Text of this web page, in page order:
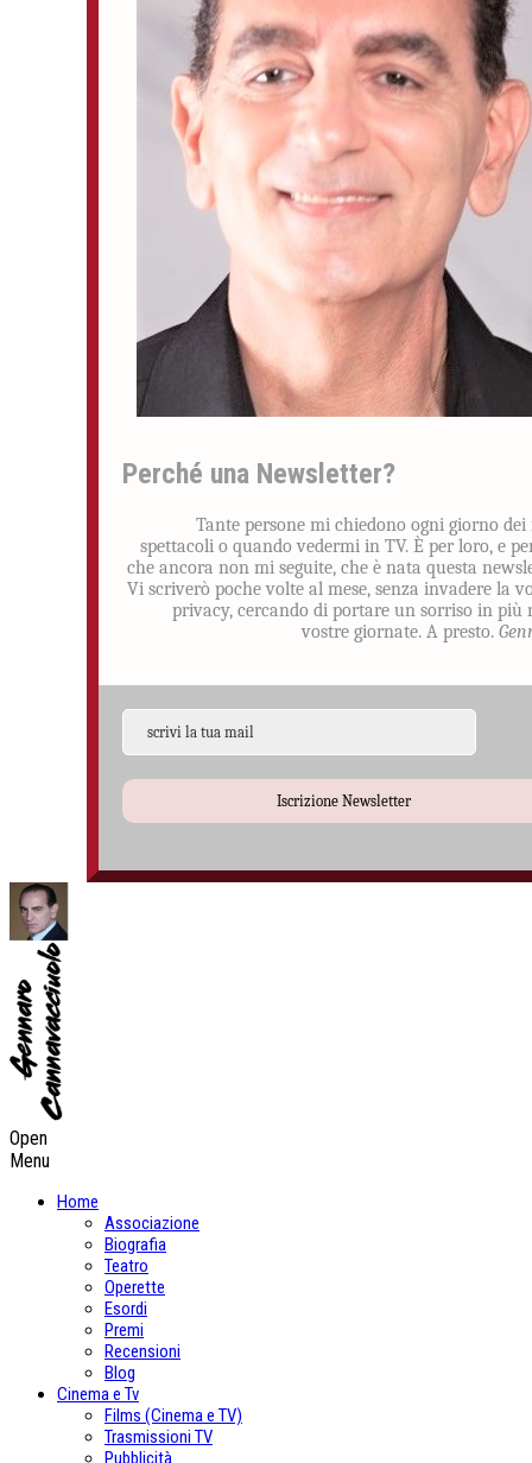
Perché una Newsletter?
Tante persone mi chiedono ogni giorno dei
spettacoli o quando vedermi in TV. È per loro, e
che ancora non mi seguite, che è nata questa
Vi scriverò poche volte al mese, senza invadere la
privacy, cercando di portare un sorriso in più
vostre giornate. A presto.
Iscrizione Newsletter
Open
Menu
Home
Associazione
Biografia
Teatro
Operette
Esordi
Premi
Recensioni
Blog
Cinema e Tv
Films (Cinema e TV)
Trasmissioni TV